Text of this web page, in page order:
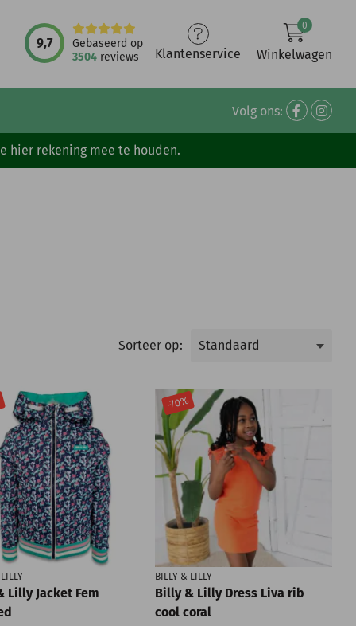
9,7
Gebaseerd op
3504 reviews Klantenservice
0
Winkelwagen
Volg ons:
hier rekening mee te houden.
Sorteer op:
Lilly Jacket Fem
-70%
BILLY & LILLY
Billy & Lilly Dress Liva rib
cool coral